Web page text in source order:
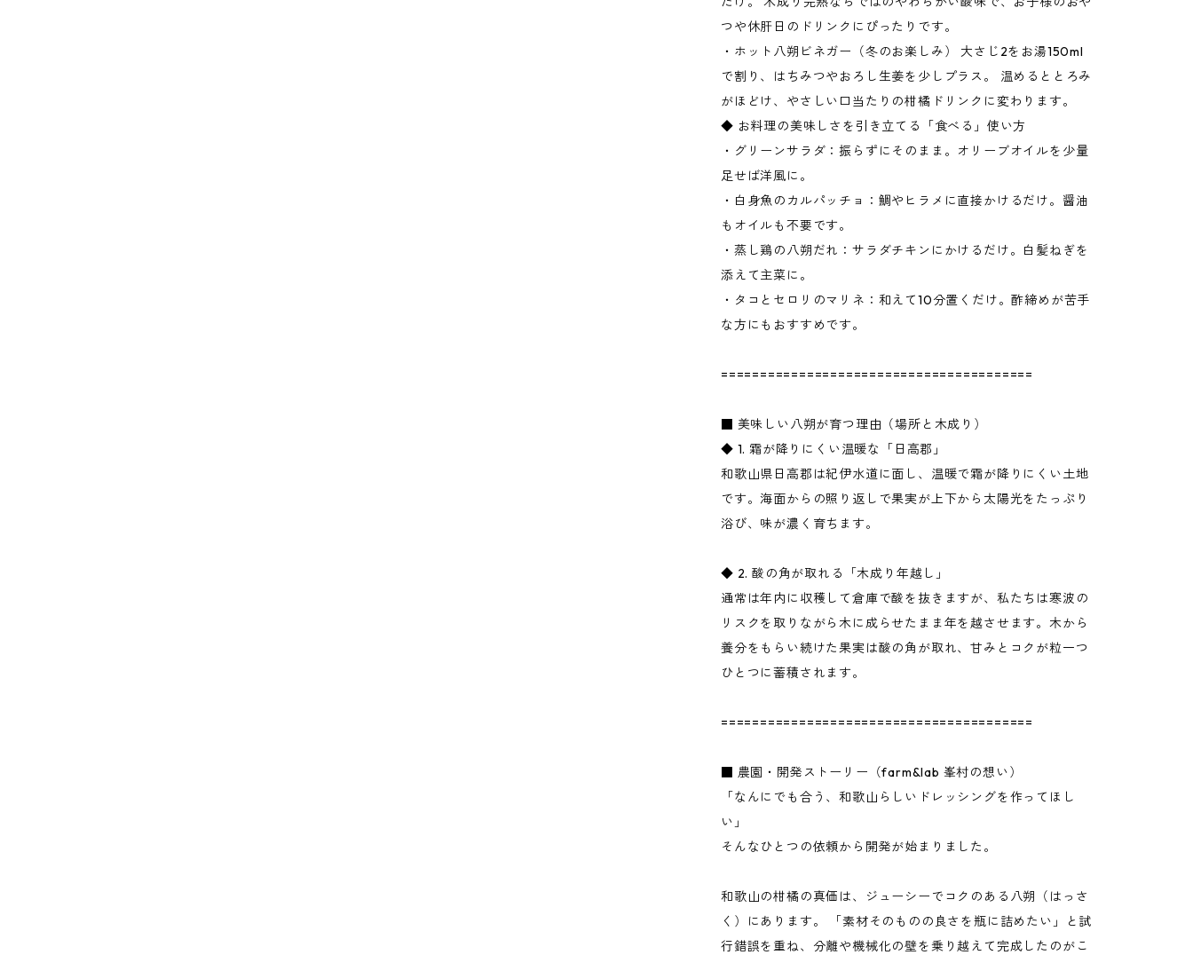
つや休肝日のドリンクにぴったりです。
・ホット八朔ビネガー（冬のお楽しみ） 大さじ2をお湯150ml
で割り、はちみつやおろし生姜を少しプラス。 温めるととろみ
がほどけ、やさしい口当たりの柑橘ドリンクに変わります。
◆ お料理の美味しさを引き立てる「食べる」使い方
・グリーンサラダ：振らずにそのまま。オリーブオイルを少量
足せば洋風に。
・白身魚のカルパッチョ：鯛やヒラメに直接かけるだけ。醤油
もオイルも不要です。
・蒸し鶏の八朔だれ：サラダチキンにかけるだけ。白髪ねぎを
添えて主菜に。
・タコとセロリのマリネ：和えて10分置くだけ。酢締めが苦手
な方にもおすすめです。
========================================
■ 美味しい八朔が育つ理由（場所と木成り）
◆ 1. 霜が降りにくい温暖な「日高郡」
和歌山県日高郡は紀伊水道に面し、温暖で霜が降りにくい土地
です。海面からの照り返しで果実が上下から太陽光をたっぷり
浴び、味が濃く育ちます。
◆ 2. 酸の角が取れる「木成り年越し」
通常は年内に収穫して倉庫で酸を抜きますが、私たちは寒波の
リスクを取りながら木に成らせたまま年を越させます。木から
養分をもらい続けた果実は酸の角が取れ、甘みとコクが粒一つ
ひとつに蓄積されます。
========================================
■ 農園・開発ストーリー（farm&lab 峯村の想い）
「なんにでも合う、和歌山らしいドレッシングを作ってほし
い」
そんなひとつの依頼から開発が始まりました。
和歌山の柑橘の真価は、ジューシーでコクのある八朔（はっさ
く）にあります。 「素材そのものの良さを瓶に詰めたい」と試
行錯誤を重ね、分離や機械化の壁を乗り越えて完成したのがこ